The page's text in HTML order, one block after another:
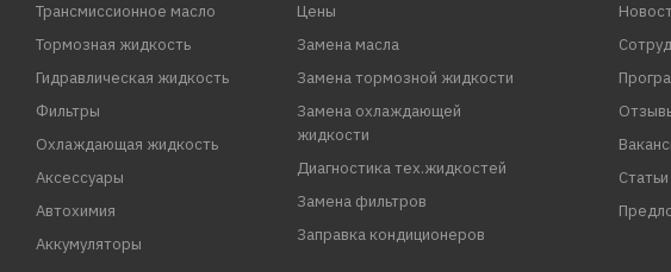
Трансмиссионное масло
Тормозная жидкость
Гидравлическая жидкость
Фильтры
Охлаждающая жидкость
Аксессуары
Автохимия
Аккумуляторы
Цены
Замена масла
Замена тормозной жидкости
Замена охлаждающей
жидкости
Диагностика тех.жидкостей
Замена фильтров
Заправка кондиционеров
Статьи